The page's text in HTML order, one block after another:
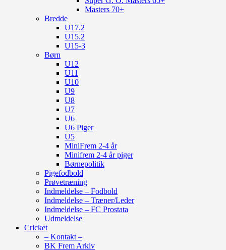
Masters 70+
Bredde
U17.2
U15.2
U15-3
Børn
U12
U11
U10
U9
U8
U7
U6
U6 Piger
U5
MiniFrem 2-4 år
Minifrem 2-4 år piger
Børnepolitik
Pigefodbold
Prøvetræning
Indmeldelse – Fodbold
Indmeldelse – Træner/Leder
Indmeldelse – FC Prostata
Udmeldelse
Cricket
– Kontakt –
BK Frem Arkiv